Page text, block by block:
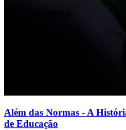
Além das Normas - A
de Educação